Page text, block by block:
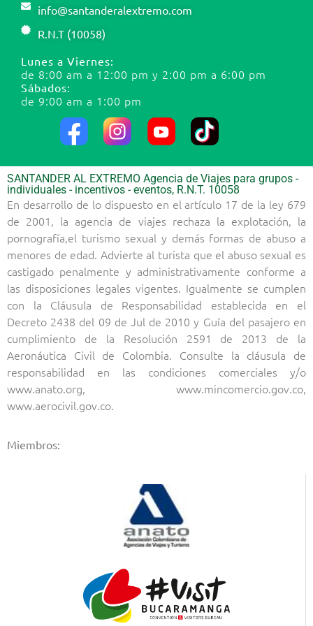
info@santanderalextremo.com
R.N.T (10058)
Lunes a Viernes:
de 8:00 am a 12:00 pm y 2:00 pm a 6:00 pm
Sábados:
de 9:00 am a 1:00 pm
SANTANDER AL EXTREMO Agencia de Viajes para grupos -
individuales - incentivos - eventos, R.N.T. 10058
En desarrollo de lo dispuesto en el artículo 17 de la ley 679
de 2001, la agencia de viajes rechaza la explotación, la
pornografía,el turismo sexual y demás formas de abuso a
menores de edad. Advierte al turista que el abuso sexual es
castigado penalmente y administrativamente conforme a
las disposiciones legales vigentes. Igualmente se cumplen
con la Cláusula de Responsabilidad establecida en el
Decreto 2438 del 09 de Jul de 2010 y Guía del pasajero en
cumplimiento de la Resolución 2591 de 2013 de la
Aeronáutica Civil de Colombia. Consulte la cláusula de
responsabilidad en las condiciones comerciales y/o
www.anato.org, www.mincomercio.gov.co,
www.aerocivil.gov.co.
Miembros: